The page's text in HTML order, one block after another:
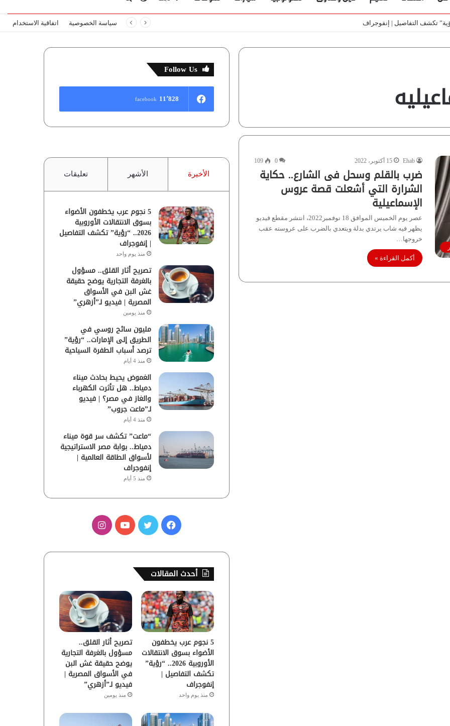
عنالمظلم
الأسواق المصرية | فيديو لـ”أزهري” سياسة الخصوصية اتفاقية الاستخدام
Ehab 15 أكتوبر، 2022 0
109
ضرب بالقلم وسحل فى الشارع.. حكاية
الشرارة التي أشعلت قصة عروس
الإسماعيلية
عصر يوم الخميس الموافق 18 نوفمبر2022، انتشر مقطع فيديو
يظهر فيه شاب يرتدي بدلة ويتعدي بالضرب على عروسته عقب
خروجها…
أكمل القراءة »
Follow Us
11٬828 facebook
الأخيرة الأشهر تعليقات
5 نجوم عرب يخطفون الأضواء
بسوق الانتقالات الأوروبية
2026.. “رؤية” تكشف التفاصيل
| إنفوجراف
منذ يوم واحد
تصريح أثار القلق.. مسؤول
بالغرفة التجارية يوضح حقيقة
غش البن في الأسواق
المصرية | فيديو لـ”أزهري”
منذ يومين
مليون سائح روسي في
الطريق إلى الإمارات.. “رؤية”
ترصد أسباب الطفرة السياحية
منذ 4 أيام
الغموض يحيط بحادث ميناء
دمياط.. هل تأثرت الكهرباء
والغاز في مصر؟ | فيديو
لـ”ماعت جروب”
منذ 4 أيام
“ماعت” تكشف سر قوة ميناء
دمياط.. بوابة مصر الاستراتيجية
لأسواق الطاقة العالمية |
إنفوجراف
منذ 5 أيام
ف
س
و
ك
ي
ر
و
ب
ا
ق
ر
ا
م
أحدث المقالات
5 نجوم عرب يخطفون
الأضواء بسوق الانتقالات
الأوروبية 2026.. “رؤية”
تكشف التفاصيل |
إنفوجراف
منذ يوم واحد
تصريح أثار القلق..
مسؤول بالغرفة التجارية
يوضح حقيقة غش البن
في الأسواق المصرية |
فيديو لـ”أزهري”
منذ يومين